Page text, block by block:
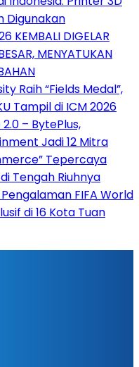
Digunakan
KEMBALI DIGELAR
MENYATUKAN
Raih “Fields Medal”,
Tampil di ICM 2026
– BytePlus,
Jadi 12 Mitra
Tepercaya
Tengah Riuhnya
FIFA World
di 16 Kota Tuan